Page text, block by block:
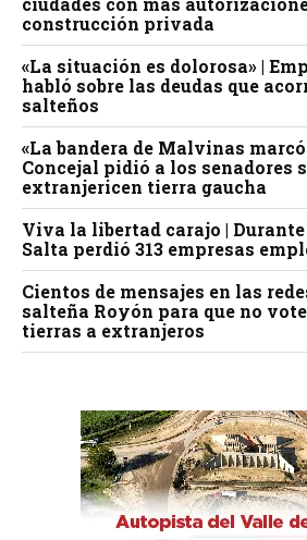
construcción privada
«La situación es dolorosa» |
habló sobre las deudas que
salteños
«La bandera de Malvinas
Concejal pidió a los senadores
extranjericen tierra gaucha
Viva la libertad carajo |
Salta perdió 313 empresas
Cientos de mensajes en las
salteña Royón para que no
tierras a extranjeros